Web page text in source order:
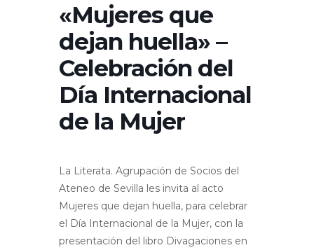
«Mujeres que
dejan huella» –
Celebración del
Día Internacional
de la Mujer
La Literata. Agrupación de Socios del
Ateneo de Sevilla les invita al acto
Mujeres que dejan huella, para celebrar
el Día Internacional de la Mujer, con la
presentación del libro Divagaciones en